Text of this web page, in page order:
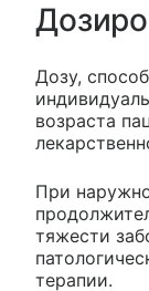
Дозу,
возраста
При
тяжести
терапии.